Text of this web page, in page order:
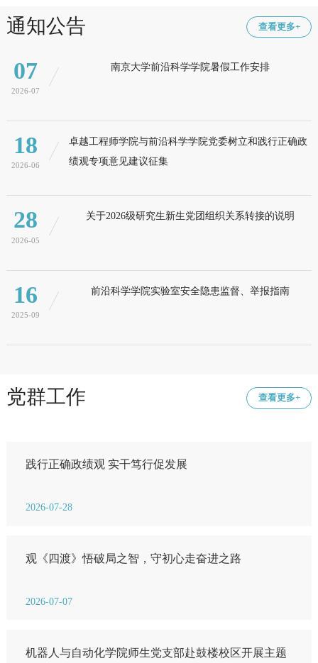
通知公告 查看更多+
07
2026-07
南京大学前沿科学学院暑假工作安排
18
2026-06
卓越工程师学院与前沿科学学院党委树立和践行正确政
绩观专项意见建议征集
28
2026-05
关于2026级研究生新生党团组织关系转接的说明
16
2025-09
前沿科学学院实验室安全隐患监督、举报指南
党群工作 查看更多+
践行正确政绩观 实干笃行促发展
2026-07-28
观《四渡》悟破局之智，守初心走奋进之路
2026-07-07
机器人与自动化学院师生党支部赴鼓楼校区开展主题